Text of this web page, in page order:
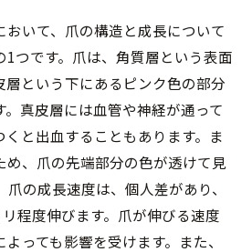
おいて、爪の構造と成長について
1つです。爪は、角質層という表面
層という下にあるピンク色の部分
真皮層には血管や神経が通って
と出血することもあります。ま
め、爪の先端部分の色が透けて見
爪の成長速度は、個人差があり、
程度伸びます。爪が伸びる速度
っても影響を受けます。また、